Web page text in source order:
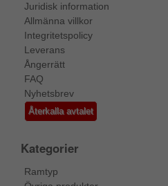
Juridisk information
Allmänna villkor
Integritetspolicy
Leverans
Ångerrätt
FAQ
Nyhetsbrev
Återkalla avtalet
Kategorier
Ramtyp